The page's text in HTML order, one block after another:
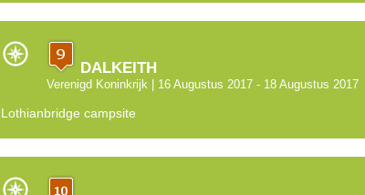
DALKEITH
Verenigd Koninkrijk| 16 Augustus 2017 - 18 Augustus 2017
Lothianbridge campsite